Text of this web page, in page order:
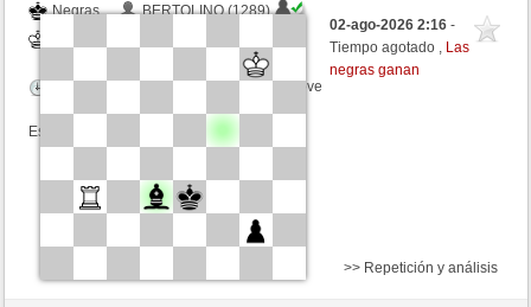
Negras
BERTOLINO (1289)
Tiempo: 5 minutes/side + 8 seconds/move
Esta partida es por puntos
02-ago-2026 2:16-
Tiempo agotado , Las
negras ganan
>> Repetición y análisis